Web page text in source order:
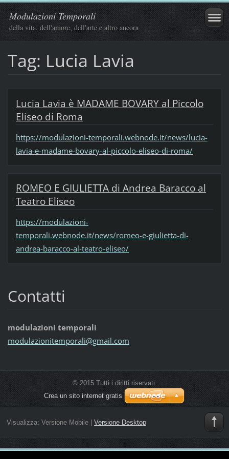
Modulazioni Temporali
della vita, dell'amore, dell'arte e altro ancora
Tag: Lucia Lavia
Lucia Lavia è MADAME BOVARY al Piccolo
Eliseo di Roma
https://modulazioni-temporali.webnode.it/news/lucia-
lavia-e-madame-bovary-al-piccolo-eliseo-di-roma/
ROMEO E GIULIETTA di Andrea Baracco al
Teatro Eliseo
https://modulazioni-
temporali.webnode.it/news/romeo-e-giulietta-di-
andrea-baracco-al-teatro-eliseo/
Contatti
modulazioni temporali
modulazionitemporali@gmail.com
© 2015 Tutti i diritti riservati.
Crea un sito internet gratis
Visualizza: Versione Mobile| Versione Desktop